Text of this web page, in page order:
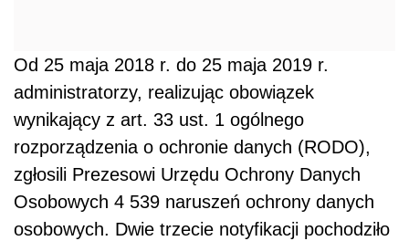
Od 25 maja 2018 r. do 25 maja 2019 r.
administratorzy, realizując obowiązek
wynikający z art. 33 ust. 1 ogólnego
rozporządzenia o ochronie danych (RODO),
zgłosili Prezesowi Urzędu Ochrony Danych
Osobowych 4 539 naruszeń ochrony danych
osobowych. Dwie trzecie notyfikacji pochodziło